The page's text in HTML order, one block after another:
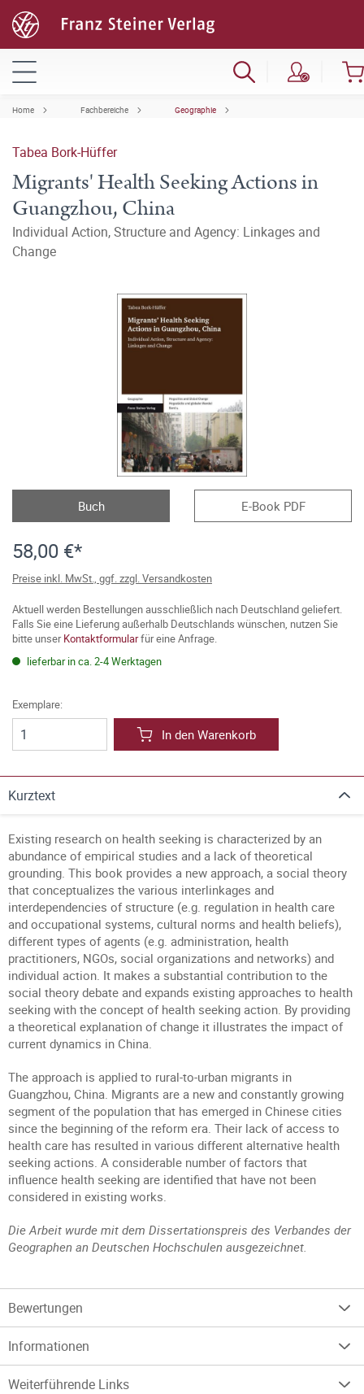
Home Fachbereiche Geographie
Tabea Bork-Hüffer
Migrants' Health Seeking Actions in
Guangzhou, China
Individual Action, Structure and Agency: Linkages and
Change
Buch E-Book PDF
58,00 €*
Preise inkl. MwSt., ggf. zzgl. Versandkosten
Aktuell werden Bestellungen ausschließlich nach Deutschland geliefert.
Falls Sie eine Lieferung außerhalb Deutschlands wünschen, nutzen Sie
bitte unserKontaktformularfür eine Anfrage.
lieferbar in ca. 2-4 Werktagen
Exemplare:
In den Warenkorb
Kurztext
Existing research on health seeking is characterized by an
abundance of empirical studies and a lack of theoretical
grounding. This book provides a new approach, a social theory
that conceptualizes the various interlinkages and
interdependencies of structure (e.g. regulation in health care
and occupational systems, cultural norms and health beliefs),
different types of agents (e.g. administration, health
practitioners, NGOs, social organizations and networks) and
individual action. It makes a substantial contribution to the
social theory debate and expands existing approaches to health
seeking with the concept of health seeking action. By providing
a theoretical explanation of change it illustrates the impact of
current dynamics in China.
The approach is applied to rural-to-urban migrants in
Guangzhou, China. Migrants are a new and constantly growing
segment of the population that has emerged in Chinese cities
since the beginning of the reform era. Their lack of access to
health care has resulted in various different alternative health
seeking actions. A considerable number of factors that
influence health seeking are identified that have not been
considered in existing works.
Die Arbeit wurde mit dem Dissertationspreis des Verbandes der
Geographen an Deutschen Hochschulen ausgezeichnet.
Bewertungen
Informationen
Weiterführende Links